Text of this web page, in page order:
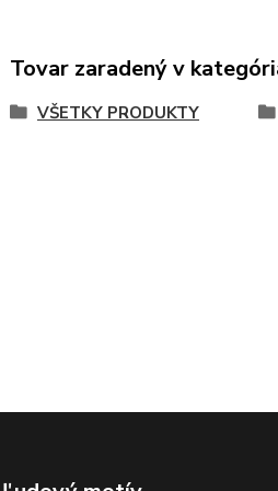
Tovar zaradený v
VŠETKY PRODUKTY